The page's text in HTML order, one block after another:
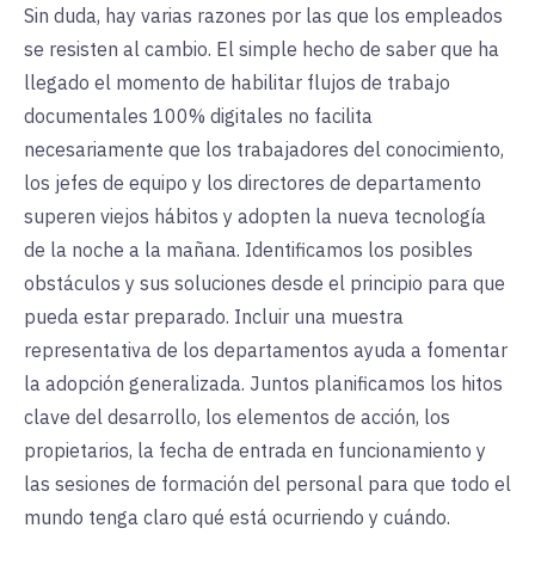
Sin duda, hay varias razones por las que los empleados
se resisten al cambio. El simple hecho de saber que ha
llegado el momento de habilitar flujos de trabajo
documentales 100% digitales no facilita
necesariamente que los trabajadores del conocimiento,
los jefes de equipo y los directores de departamento
superen viejos hábitos y adopten la nueva tecnología
de la noche a la mañana. Identificamos los posibles
obstáculos y sus soluciones desde el principio para que
pueda estar preparado. Incluir una muestra
representativa de los departamentos ayuda a fomentar
la adopción generalizada. Juntos planificamos los hitos
clave del desarrollo, los elementos de acción, los
propietarios, la fecha de entrada en funcionamiento y
las sesiones de formación del personal para que todo el
mundo tenga claro qué está ocurriendo y cuándo.